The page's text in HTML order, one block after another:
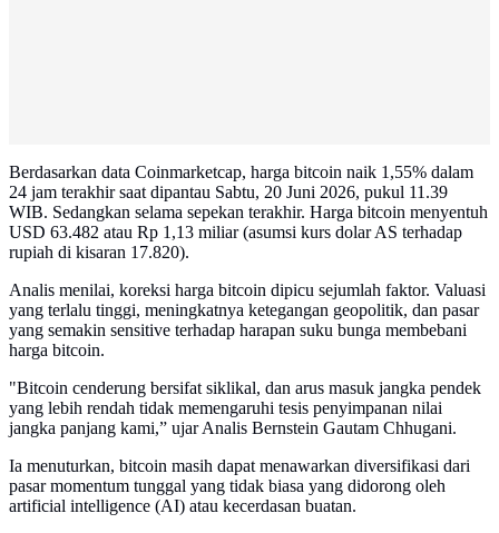
Berdasarkan data Coinmarketcap, harga bitcoin naik 1,55% dalam
24 jam terakhir saat dipantau Sabtu, 20 Juni 2026, pukul 11.39
WIB. Sedangkan selama sepekan terakhir. Harga bitcoin menyentuh
USD 63.482 atau Rp 1,13 miliar (asumsi kurs dolar AS terhadap
rupiah di kisaran 17.820).
Analis menilai, koreksi harga bitcoin dipicu sejumlah faktor. Valuasi
yang terlalu tinggi, meningkatnya ketegangan geopolitik, dan pasar
yang semakin sensitive terhadap harapan suku bunga membebani
harga bitcoin.
"Bitcoin cenderung bersifat siklikal, dan arus masuk jangka pendek
yang lebih rendah tidak memengaruhi tesis penyimpanan nilai
jangka panjang kami,” ujar Analis Bernstein Gautam Chhugani.
Ia menuturkan, bitcoin masih dapat menawarkan diversifikasi dari
pasar momentum tunggal yang tidak biasa yang didorong oleh
artificial intelligence (AI) atau kecerdasan buatan.